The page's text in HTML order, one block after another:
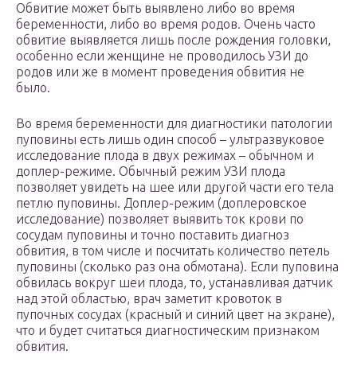
Обвитие может быть выявлено либо во время
беременности, либо во время родов. Очень часто
обвитие выявляется лишь после рождения головки,
особенно если женщине не проводилось УЗИ до
родов или же в момент проведения обвития не
было.
Во время беременности для диагностики патологии
пуповины есть лишь один способ – ультразвуковое
исследование плода в двух режимах – обычном и
доплер-режиме. Обычный режим УЗИ плода
позволяет увидеть на шее или другой части его тела
петлю пуповины. Доплер-режим (доплеровское
исследование) позволяет выявить ток крови по
сосудам пуповины и точно поставить диагноз
обвития, в том числе и посчитать количество петель
пуповины (сколько раз она обмотана). Если пуповина
обвилась вокруг шеи плода, то, устанавливая датчик
над этой областью, врач заметит кровоток в
пупочных сосудах (красный и синий цвет на экране),
что и будет считаться диагностическим признаком
обвития.